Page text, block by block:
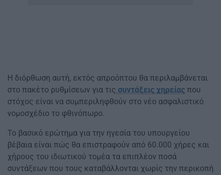
Η διόρθωση αυτή, εκτός απροόπτου θα περιλαμβάνεται
στο πακέτο ρυθμίσεων για τις συντάξεις χηρείας που
στόχος είναι να συμπεριληφθούν στο νέο ασφαλιστικό
νομοσχέδιο το φθινόπωρο.
Το βασικό ερώτημα για την ηγεσία του υπουργείου
βέβαια είναι πώς θα επιστραφούν από 60.000 χήρες και
χήρους του ιδιωτικού τομέα τα επιπλέον ποσά
συντάξεων που τους καταβάλλονται χωρίς την περικοπή